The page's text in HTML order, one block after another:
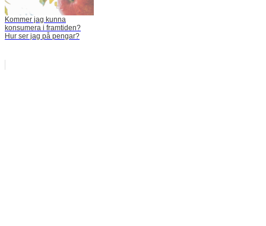
Kommer jag kunna
konsumera i framtiden?
Hur ser jag på pengar?